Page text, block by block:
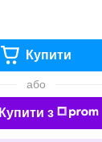
Купити
або
Купити з